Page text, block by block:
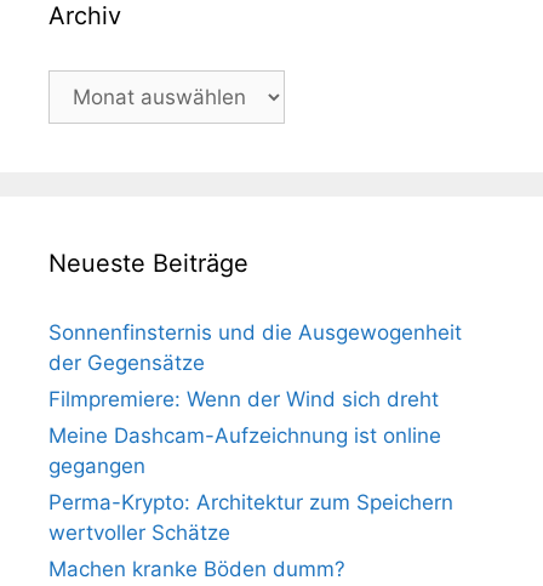
Archiv
Archiv
Neueste Beiträge
Sonnenfinsternis und die Ausgewogenheit
der Gegensätze
Filmpremiere: Wenn der Wind sich dreht
Meine Dashcam-Aufzeichnung ist online
gegangen
Perma-Krypto: Architektur zum Speichern
wertvoller Schätze
Machen kranke Böden dumm?